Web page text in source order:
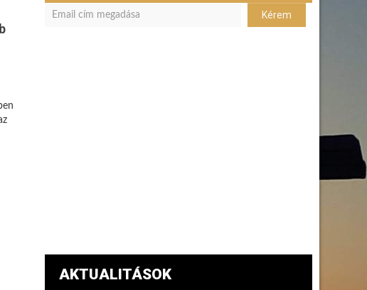
AKTUALITÁSOK